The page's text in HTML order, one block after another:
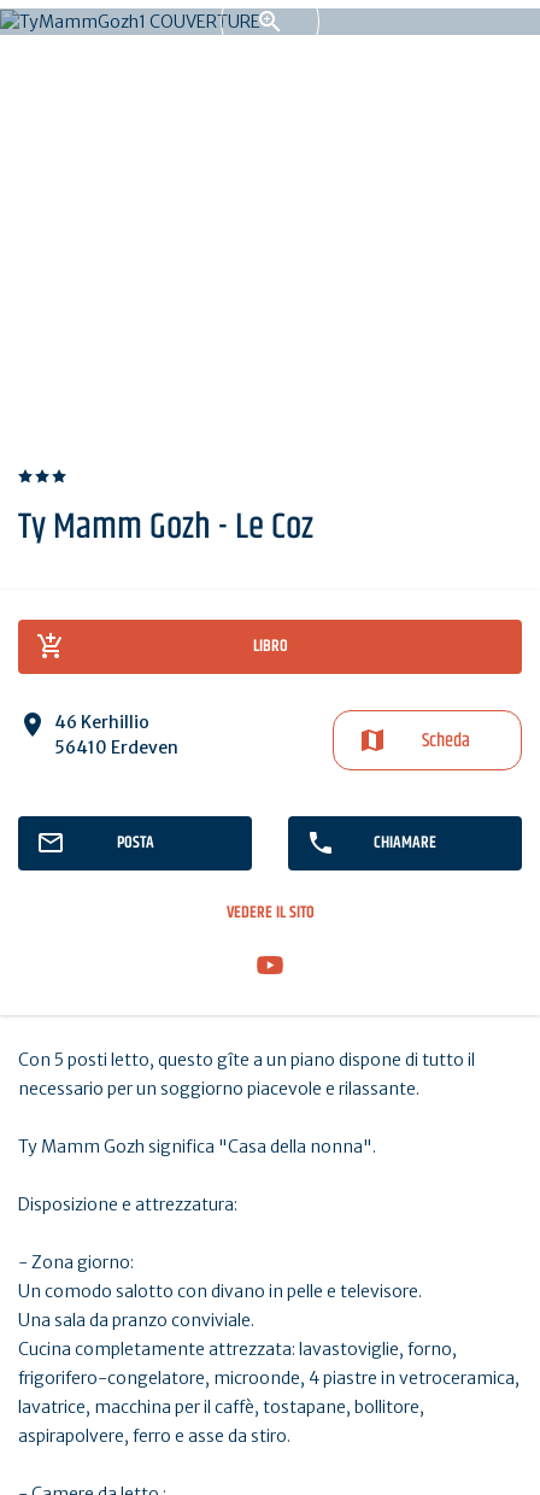
Ty Mamm Gozh - Le Coz
LIBRO
46 Kerhillio
56410 Erdeven
Scheda
POSTA CHIAMARE
VEDERE IL SITO
Con 5 posti letto, questo gîte a un piano dispone di tutto il
necessario per un soggiorno piacevole e rilassante.
Ty Mamm Gozh significa "Casa della nonna".
Disposizione e attrezzatura:
- Zona giorno:
Un comodo salotto con divano in pelle e televisore.
Una sala da pranzo conviviale.
Cucina completamente attrezzata: lavastoviglie, forno,
frigorifero-congelatore, microonde, 4 piastre in vetroceramica,
lavatrice, macchina per il caffè, tostapane, bollitore,
aspirapolvere, ferro e asse da stiro.